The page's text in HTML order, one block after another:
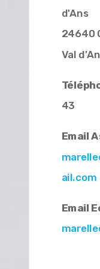
d'Ans
24640
Val
43
Email
ail.com
Email